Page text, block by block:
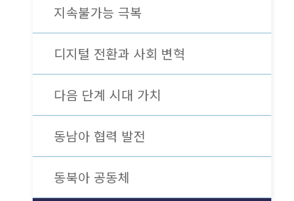
2025.06.18 관리자
문명전환과 대학교육 - 태재의 길
젊은이를 위한 미래 엿보기
[북리뷰 / 미션 이코노미] 절망의 시대,
새로운 미래로 이끌어줄 ‘문샷’이 필요하다
더보기
가입하기
이미 가입하셨다면 로그인 해주세요
지속불가능 극복
디지털 전환과 사회 변혁
다음 단계 시대 가치
동남아 협력 발전
동북아 공동체